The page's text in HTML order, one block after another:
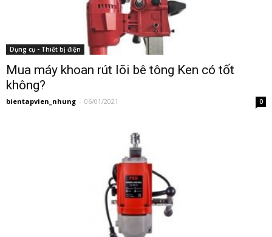
Dụng cụ - Thiết bị điện
Mua máy khoan rút lõi bê tông Ken có tốt
không?
bientapvien_nhung - 06/01/2021 0